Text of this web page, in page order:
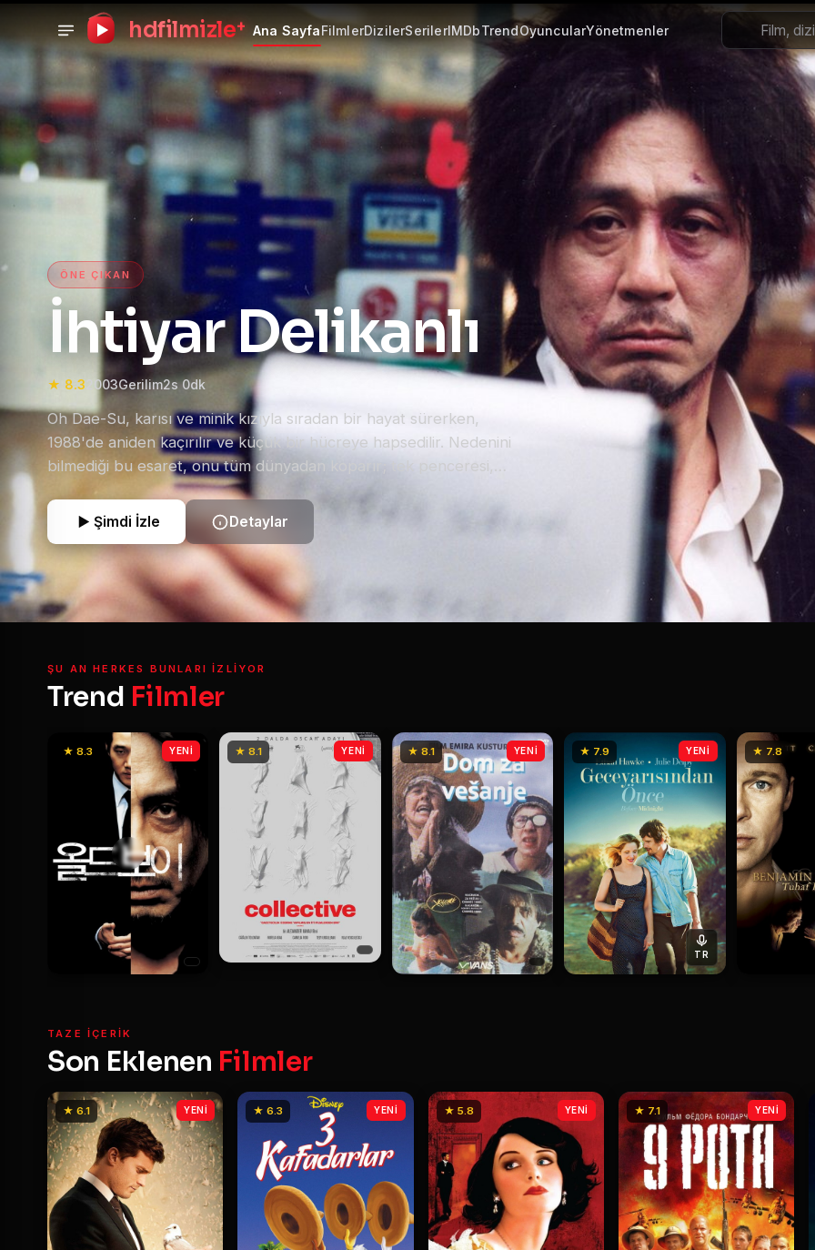
hdfilmizle+ Ana SayfaFilmlerDizilerSerilerIMDbTrendOyuncularYönetmenler
HD Film izle — HD Film İzle, 4K Türkçe Dublaj ve
ÖNE ÇIKAN
İhtiyar Delikanlı
★ 8.3 2003Gerilim2s 0dk
Oh Dae-Su, karısı ve minik kızıyla sıradan bir hayat sürerken,
1988'de aniden kaçırılır ve küçük bir hücreye hapsedilir. Nedenini
bilmediği bu esaret, onu tüm dünyadan koparır; tek penceresi,
hücresindeki televizyondur. Karısının cinayet haberlerini izlerken
dünyası başına yıkılır ve kendisinin baş şüpheli olduğunu anlar. Tam
15 yıl süren bu işkencenin ardından ansızın serbest bırakılan Oh
Dae-Su'nun tek amacı vardır: Kendisini buraya kilitleyen ve hayatını
altüst eden gizemli düşmanlarını bulup intikam almak. Ancak bu
yolculuk, onu tahmininden çok daha karmaşık bir gerçeğe
Şimdi İzle Detaylar
ŞU AN HERKES BUNLARI IZLIYOR
Trend Filmler
★ 8.3 YENİ ★ 8.1 YENİ ★ 8.1 YENİ ★ 7.9
TR
YENİ ★ 7.8
TAZE IÇERIK
Son Eklenen Filmler
★ 6.1 YENİ ★ 6.3 YENİ ★ 5.8 YENİ ★ 7.1 YENİ